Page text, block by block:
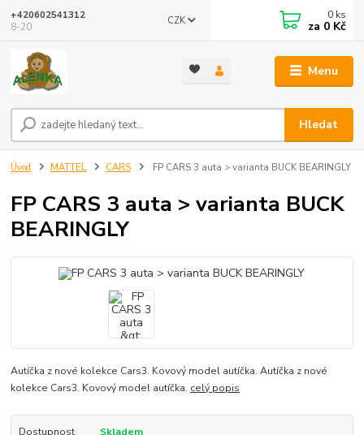
Menu
CZK
Hledat
+420602541312
8-20
0 ks
za 0 Kč
Úvod MATTEL CARS FP CARS 3 auta > varianta BUCK BEARINGLY
FP CARS 3 auta > varianta BUCK
BEARINGLY
Autíčka z nové kolekce Cars3. Kovový model autíčka. Autíčka z nové
kolekce Cars3. Kovový model autíčka. celý popis
Dostupnost
Skladem